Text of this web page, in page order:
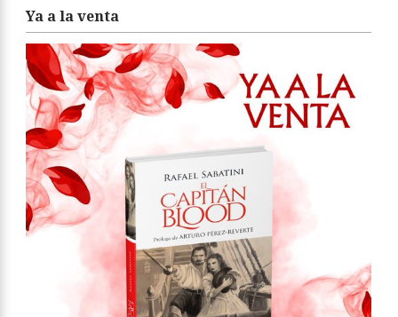
Ya a la venta